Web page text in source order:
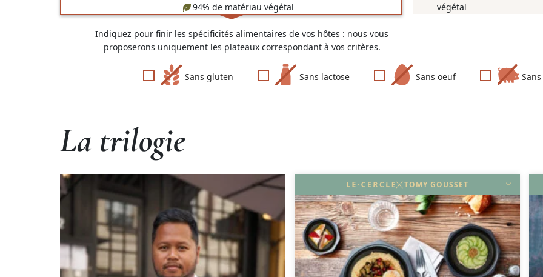
94% de matériau végétal
végétal
Indiquez pour finir les spécificités alimentaires de vos hôtes : nous vous
proposerons uniquement les plateaux correspondant à vos critères.
Sans gluten Sans lactose Sans oeuf
La trilogie
TOMY GOUSSET